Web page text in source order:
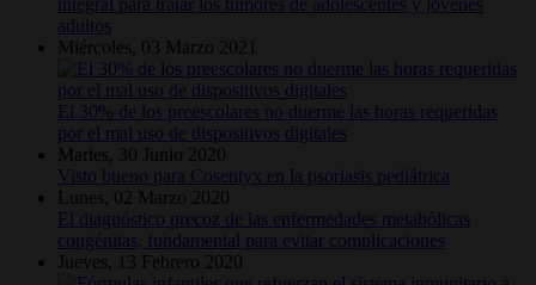
adultos
Miércoles, 03 Marzo 2021
El 30% de los preescolares no duerme las horas requeridas
por el mal uso de dispositivos digitales
Martes, 30 Junio 2020
Visto bueno para Cosentyx en la psoriasis pediátrica
Lunes, 02 Marzo 2020
El diagnóstico precoz de las enfermedades metabólicas
congénitas, fundamental para evitar complicaciones
Jueves, 13 Febrero 2020